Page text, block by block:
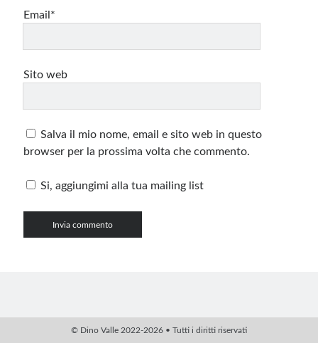
Email*
Sito web
Salva il mio nome, email e sito web in questo
browser per la prossima volta che commento.
Si, aggiungimi alla tua mailing list
© Dino Valle 2022-2026 • Tutti i diritti riservati